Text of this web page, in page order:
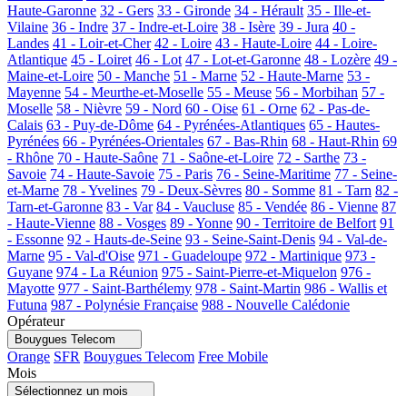
Haute-Garonne 32 - Gers 33 - Gironde 34 - Hérault 35 - Ille-et-
Vilaine 36 - Indre 37 - Indre-et-Loire 38 - Isère 39 - Jura 40 -
Landes 41 - Loir-et-Cher 42 - Loire 43 - Haute-Loire 44 - Loire-
Atlantique 45 - Loiret 46 - Lot 47 - Lot-et-Garonne 48 - Lozère 49 -
Maine-et-Loire 50 - Manche 51 - Marne 52 - Haute-Marne 53 -
Mayenne 54 - Meurthe-et-Moselle 55 - Meuse 56 - Morbihan 57 -
Moselle 58 - Nièvre 59 - Nord 60 - Oise 61 - Orne 62 - Pas-de-
Calais 63 - Puy-de-Dôme 64 - Pyrénées-Atlantiques 65 - Hautes-
Pyrénées 66 - Pyrénées-Orientales 67 - Bas-Rhin 68 - Haut-Rhin 69
- Rhône 70 - Haute-Saône 71 - Saône-et-Loire 72 - Sarthe 73 -
Savoie 74 - Haute-Savoie 75 - Paris 76 - Seine-Maritime 77 - Seine-
et-Marne 78 - Yvelines 79 - Deux-Sèvres 80 - Somme 81 - Tarn 82 -
Tarn-et-Garonne 83 - Var 84 - Vaucluse 85 - Vendée 86 - Vienne 87
- Haute-Vienne 88 - Vosges 89 - Yonne 90 - Territoire de Belfort 91
- Essonne 92 - Hauts-de-Seine 93 - Seine-Saint-Denis 94 - Val-de-
Marne 95 - Val-d'Oise 971 - Guadeloupe 972 - Martinique 973 -
Guyane 974 - La Réunion 975 - Saint-Pierre-et-Miquelon 976 -
Mayotte 977 - Saint-Barthélemy 978 - Saint-Martin 986 - Wallis et
Futuna 987 - Polynésie Française 988 - Nouvelle Calédonie
Opérateur
Bouygues Telecom
Orange SFR Bouygues Telecom Free Mobile
Mois
Sélectionnez un mois